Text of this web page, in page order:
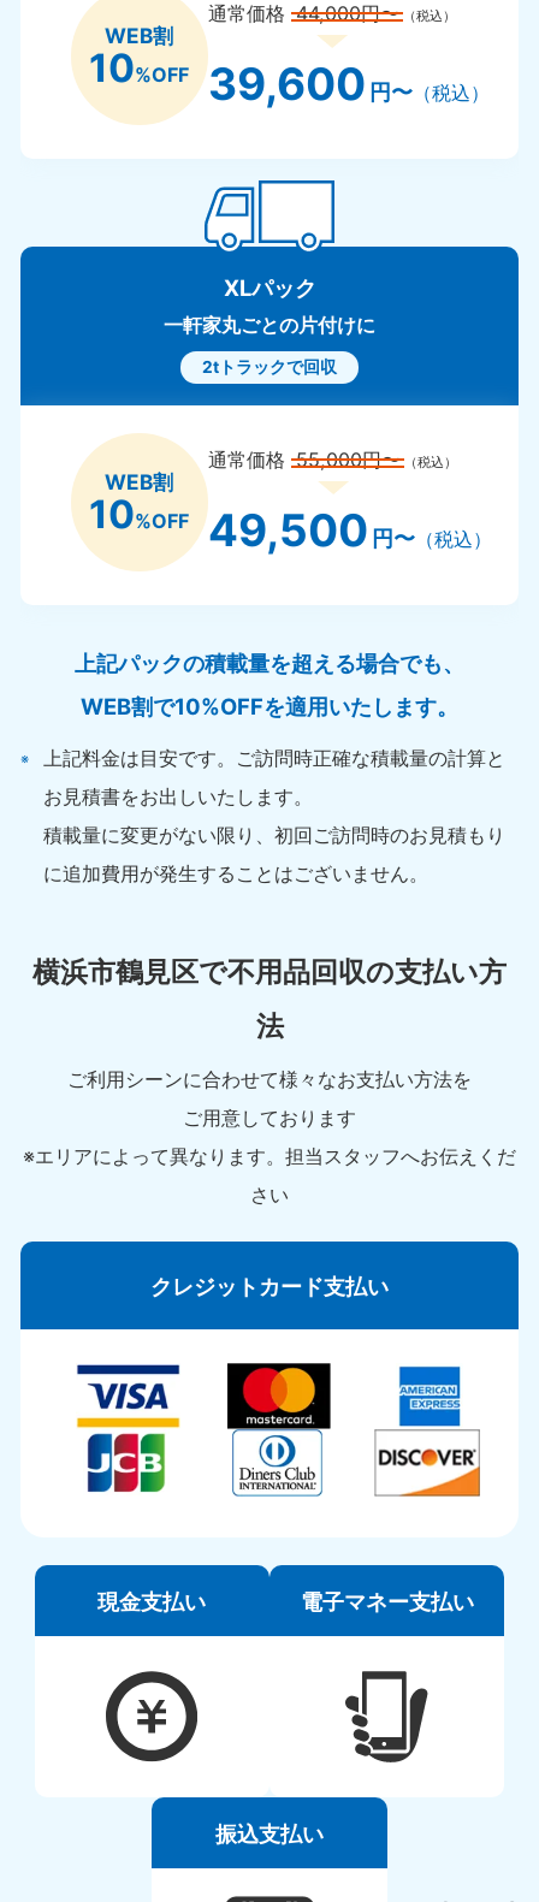
WEB割
10%OFF
通常価格44,000円〜 （税込）
39,600 円〜（税込）
XLパック
一軒家丸ごとの片付けに
2tトラックで回収
WEB割
10%OFF
通常価格55,000円〜 （税込）
49,500 円〜（税込）
上記パックの積載量を超える場合でも、
WEB割で10%OFFを適用いたします。
上記料金は目安です。ご訪問時正確な積載量の計算と
お見積書をお出しいたします。
積載量に変更がない限り、初回ご訪問時のお見積もり
に追加費用が発生することはございません。
横浜市鶴見区で不用品回収の支払い方
法
ご利用シーンに合わせて様々なお支払い方法を
ご用意しております
※エリアによって異なります。担当スタッフへお伝えくだ
さい
クレジットカード支払い
現金支払い 電子マネー支払い
振込支払い